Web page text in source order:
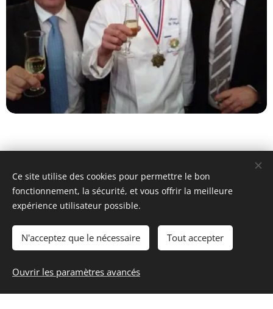
Intronisation des Maitres Cuisinier de
France , avec mes 2 parrains Mr GOETZ
Gérard (hotel Julien) et Mr Nopres
Ce site utilise des cookies pour permettre le bon
fonctionnement, la sécurité, et vous offrir la meilleure
expérience utilisateur possible.
N'acceptez que le nécessaire Tout accepter
Ouvrir les paramètres avancés